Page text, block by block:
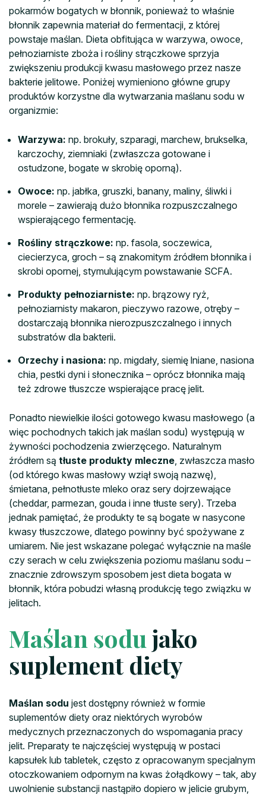
pokarmów bogatych w błonnik, ponieważ to właśnie
błonnik zapewnia materiał do fermentacji, z której
powstaje maślan. Dieta obfitująca w warzywa, owoce,
pełnoziarniste zboża i rośliny strączkowe sprzyja
zwiększeniu produkcji kwasu masłowego przez nasze
bakterie jelitowe. Poniżej wymieniono główne grupy
produktów korzystne dla wytwarzania maślanu sodu w
organizmie:
Warzywa: np. brokuły, szparagi, marchew, brukselka
karczochy, ziemniaki (zwłaszcza gotowane i
ostudzone, bogate w skrobię oporną).
Owoce: np. jabłka, gruszki, banany, maliny, śliwki i
morele – zawierają dużo błonnika rozpuszczalnego
wspierającego fermentację.
Rośliny strączkowe: np. fasola, soczewica,
ciecierzyca, groch – są znakomitym źródłem błonnika i
skrobi opornej, stymulującym powstawanie SCFA.
Produkty pełnoziarniste: np. brązowy ryż,
pełnoziarnisty makaron, pieczywo razowe, otręby –
dostarczają błonnika nierozpuszczalnego i innych
substratów dla bakterii.
Orzechy i nasiona: np. migdały, siemię lniane, nasiona
chia, pestki dyni i słonecznika – oprócz błonnika mają
też zdrowe tłuszcze wspierające pracę jelit.
Ponadto niewielkie ilości gotowego kwasu masłowego (a
więc pochodnych takich jak maślan sodu) występują w
żywności pochodzenia zwierzęcego. Naturalnym
źródłem są tłuste produkty mleczne , zwłaszcza masło
(od którego kwas masłowy wziął swoją nazwę),
śmietana, pełnotłuste mleko oraz sery dojrzewające
(cheddar, parmezan, gouda i inne tłuste sery). Trzeba
jednak pamiętać, że produkty te są bogate w nasycone
kwasy tłuszczowe, dlatego powinny być spożywane z
umiarem. Nie jest wskazane polegać wyłącznie na maśle
czy serach w celu zwiększenia poziomu maślanu sodu –
znacznie zdrowszym sposobem jest dieta bogata w
błonnik, która pobudzi własną produkcję tego związku w
jelitach.
Maślan sodu jako
suplement diety
Maślan sodu jest dostępny również w formie
suplementów diety oraz niektórych wyrobów
medycznych przeznaczonych do wspomagania pracy
jelit. Preparaty te najczęściej występują w postaci
kapsułek lub tabletek, często z opracowanym specjalnym
otoczkowaniem odpornym na kwas żołądkowy – tak, aby
uwolnienie substancji nastąpiło dopiero w jelicie grubym,